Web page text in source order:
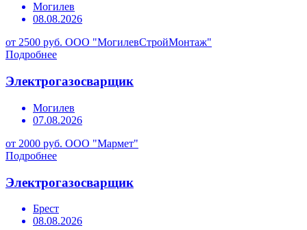
Могилев
08.08.2026
от 2500 руб. ООО "МогилевСтройМонтаж"
Подробнее
Электрогазосварщик
Могилев
07.08.2026
от 2000 руб. ООО "Мармет"
Подробнее
Электрогазосварщик
Брест
08.08.2026